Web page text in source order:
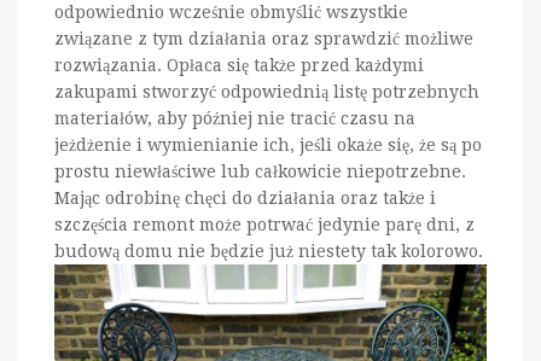
odpowiednio wcześnie obmyślić wszystkie
związane z tym działania oraz sprawdzić możliwe
rozwiązania. Opłaca się także przed każdymi
zakupami stworzyć odpowiednią listę potrzebnych
materiałów, aby później nie tracić czasu na
jeżdżenie i wymienianie ich, jeśli okaże się, że są po
prostu niewłaściwe lub całkowicie niepotrzebne.
Mając odrobinę chęci do działania oraz także i
szczęścia remont może potrwać jedynie parę dni, z
budową domu nie będzie już niestety tak kolorowo.